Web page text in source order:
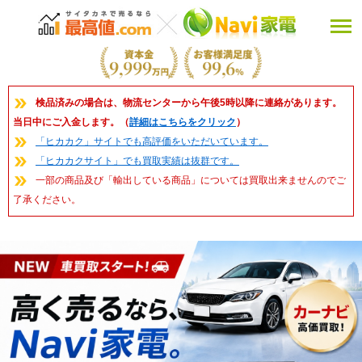
検品済みの場合は、物流センターから午後5時以降に連絡があります。
当日中にご入金します。（詳細はこちらをクリック ）
「ヒカカク」サイトでも高評価をいただいています。
「ヒカカクサイト」でも買取実績は抜群です。
一部の商品及び「輸出している商品」については買取出来ませんのでご
了承ください。